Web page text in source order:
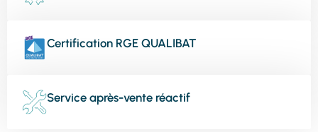
Certification RGE QUALIBAT
Service après-vente réactif